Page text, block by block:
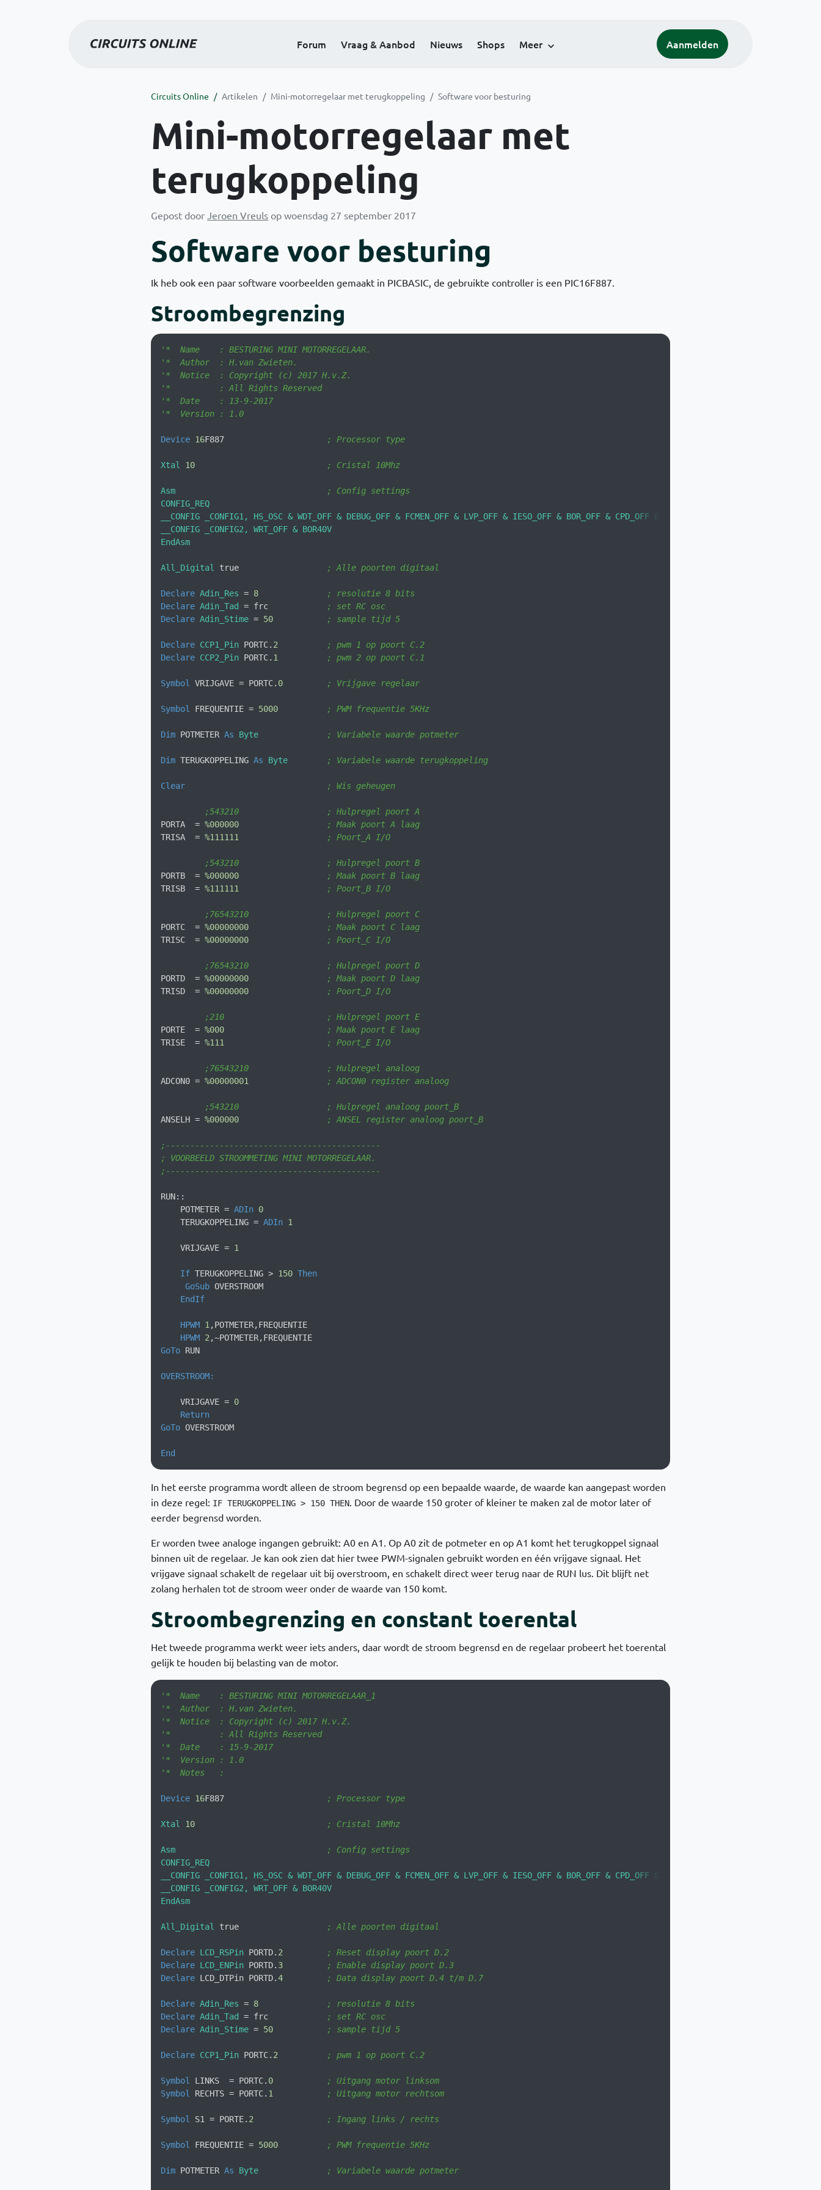
Forum Vraag & Aanbod Nieuws Shops Meer Aanmelden
Circuits Online Artikelen Mini-motorregelaar met terugkoppeling Software voor besturing
Mini-motorregelaar met
terugkoppeling
Gepost doorJeroen Vreuls op woensdag 27 september 2017
Software voor besturing
Ik heb ook een paar software voorbeelden gemaakt in PICBASIC, de gebruikte controller is een PIC16F887.
Stroombegrenzing
'*  Name    : BESTURING MINI MOTORREGELAAR.
'*  Author  : H.van Zwieten.
'*  Notice  : Copyright (c) 2017 H.v.Z.
'*          : All Rights Reserved
'*  Date    : 13-9-2017
'*  Version : 1.0
Device 16F887 ; Processor type
Xtal 10 ; Cristal 10Mhz
Asm
; Config settings
CONFIG_REQ
__CONFIG _CONFIG1, HS_OSC & WDT_OFF & DEBUG_OFF & FCMEN_OFF & LVP_OFF & IESO_OFF & BOR_OFF & CPD_OFF & CP_OFF & MCLRE_OFF & PWRTE_ON
__CONFIG _CONFIG2, WRT_OFF & BOR40V
EndAsm
All_Digital true ; Alle poorten digitaal
Declare Adin_Res = 8
; resolutie 8 bits
Declare Adin_Tad = frc
; set RC osc
Declare Adin_Stime = 50 ; sample tijd 5
Declare CCP1_Pin PORTC. 2
; pwm 1 op poort C.2
Declare CCP2_Pin PORTC. 1 ; pwm 2 op poort C.1
Symbol VRIJGAVE = PORTC. 0 ; Vrijgave regelaar
Symbol FREQUENTIE = 5000 ; PWM frequentie 5KHz
Dim POTMETER As Byte ; Variabele waarde potmeter
Dim TERUGKOPPELING As Byte ; Variabele waarde terugkoppeling
Clear ; Wis geheugen
;543210                  ; Hulpregel poort A
PORTA  = %000000
; Maak poort A laag
TRISA  = %111111 ; Poort_A I/O
;543210                  ; Hulpregel poort B
PORTB  = %000000
; Maak poort B laag
TRISB  = %111111 ; Poort_B I/O
;76543210                ; Hulpregel poort C
PORTC  = %00000000
; Maak poort C laag
TRISC  = %00000000 ; Poort_C I/O
;76543210                ; Hulpregel poort D
PORTD  = %00000000
; Maak poort D laag
TRISD  = %00000000 ; Poort_D I/O
;210                     ; Hulpregel poort E
PORTE  = %000
; Maak poort E laag
TRISE  = %111 ; Poort_E I/O
;76543210                ; Hulpregel analoog
ADCON0 = %00000001 ; ADCON0 register analoog
;543210                  ; Hulpregel analoog poort_B
ANSELH = %000000 ; ANSEL register analoog poort_B
;--------------------------------------------
; VOORBEELD STROOMMETING MINI MOTORREGELAAR.
;--------------------------------------------
RUN::
    POTMETER =
ADIn 0
    TERUGKOPPELING =
ADIn 1
    VRIJGAVE =
1
If TERUGKOPPELING > 150 Then
GoSub OVERSTROOM
EndIf
HPWM 1 ,POTMETER,FREQUENTIE
HPWM 2
GoTo
    VRIJGAVE =
0
Return
GoTo OVERSTROOM
End
In het eerste programma wordt alleen de stroom begrensd op een bepaalde waarde, de waarde kan aangepast worden
in deze regel: IF TERUGKOPPELING > 150 THEN. Door de waarde 150 groter of kleiner te maken zal de motor later of
eerder begrensd worden.
Er worden twee analoge ingangen gebruikt: A0 en A1. Op A0 zit de potmeter en op A1 komt het terugkoppel signaal
binnen uit de regelaar. Je kan ook zien dat hier twee PWM-signalen gebruikt worden en één vrijgave signaal. Het
vrijgave signaal schakelt de regelaar uit bij overstroom, en schakelt direct weer terug naar de RUN lus. Dit blijft net
zolang herhalen tot de stroom weer onder de waarde van 150 komt.
Stroombegrenzing en constant toerental
Het tweede programma werkt weer iets anders, daar wordt de stroom begrensd en de regelaar probeert het toerental
gelijk te houden bij belasting van de motor.
'*  Name    : BESTURING MINI MOTORREGELAAR_1
'*  Author  : H.van Zwieten.
'*  Notice  : Copyright (c) 2017 H.v.Z.
'*          : All Rights Reserved
'*  Date    : 15-9-2017
'*  Version : 1.0
'*  Notes   :
Device 16F887 ; Processor type
Xtal 10 ; Cristal 10Mhz
Asm
; Config settings
CONFIG_REQ
__CONFIG _CONFIG1, HS_OSC & WDT_OFF & DEBUG_OFF & FCMEN_OFF & LVP_OFF & IESO_OFF & BOR_OFF & CPD_OFF & CP_OFF & MCLRE_OFF & PWRTE_ON
__CONFIG _CONFIG2, WRT_OFF & BOR40V
EndAsm
All_Digital true ; Alle poorten digitaal
Declare LCD_RSPin PORTD. 2
; Reset display poort D.2
Declare LCD_ENPin PORTD. 3
; Enable display poort D.3
Declare LCD_DTPin PORTD.4 ; Data display poort D.4 t/m D.7
Declare Adin_Res = 8
; resolutie 8 bits
Declare Adin_Tad = frc
; set RC osc
Declare Adin_Stime = 50 ; sample tijd 5
Declare CCP1_Pin PORTC. 2 ; pwm 1 op poort C.2
Symbol LINKS  = PORTC. 0
; Uitgang motor linksom
Symbol
RECHTS = PORTC. 1 ; Uitgang motor rechtsom
Symbol S1 = PORTE. 2 ; Ingang links / rechts
Symbol FREQUENTIE = 5000 ; PWM frequentie 5KHz
Dim POTMETER As Byte ; Variabele waarde potmeter